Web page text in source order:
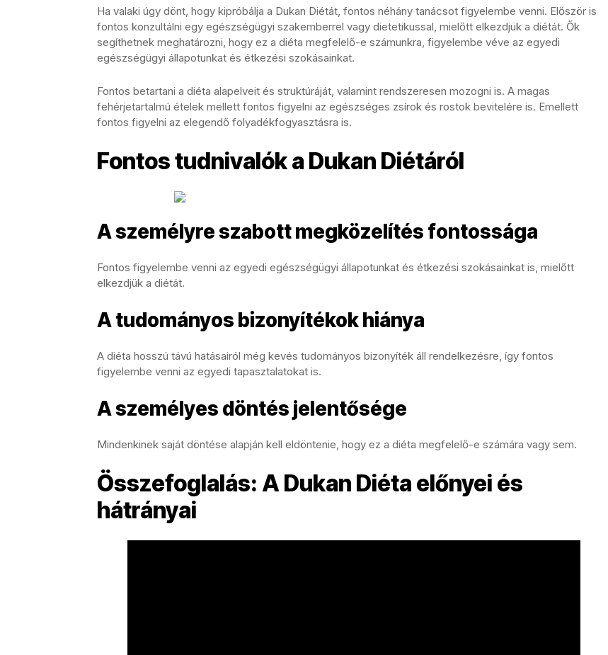
Ha valaki úgy dönt, hogy kipróbálja a Dukan Diétát, fontos néhány tanácsot figyelembe venni. Először is
fontos konzultálni egy egészségügyi szakemberrel vagy dietetikussal, mielőtt elkezdjük a diétát. Ők
segíthetnek meghatározni, hogy ez a diéta megfelelő-e számunkra, figyelembe véve az egyedi
egészségügyi állapotunkat és étkezési szokásainkat.
Fontos betartani a diéta alapelveit és struktúráját, valamint rendszeresen mozogni is. A magas
fehérjetartalmú ételek mellett fontos figyelni az egészséges zsírok és rostok bevitelére is. Emellett
fontos figyelni az elegendő folyadékfogyasztásra is.
Fontos tudnivalók a Dukan Diétáról
A személyre szabott megközelítés fontossága
Fontos figyelembe venni az egyedi egészségügyi állapotunkat és étkezési szokásainkat is, mielőtt
elkezdjük a diétát.
A tudományos bizonyítékok hiánya
A diéta hosszú távú hatásairól még kevés tudományos bizonyíték áll rendelkezésre, így fontos
figyelembe venni az egyedi tapasztalatokat is.
A személyes döntés jelentősége
Mindenkinek saját döntése alapján kell eldöntenie, hogy ez a diéta megfelelő-e számára vagy sem.
Összefoglalás: A Dukan Diéta előnyei és
hátrányai